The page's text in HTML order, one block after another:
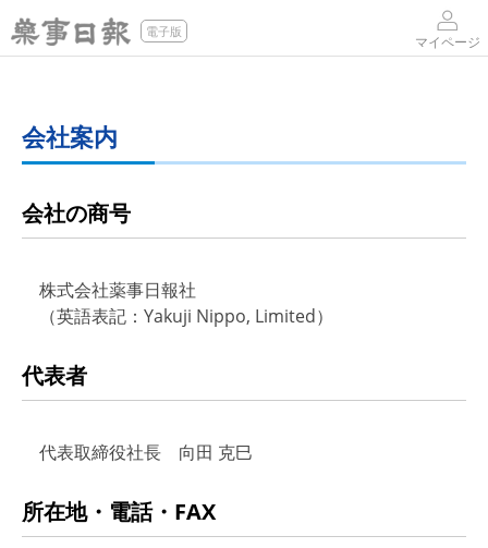
電子版
マイページ
会社案内
会社の商号
株式会社薬事日報社
（英語表記：Yakuji Nippo, Limited）
代表者
代表取締役社長 向田 克巳
所在地・電話・FAX